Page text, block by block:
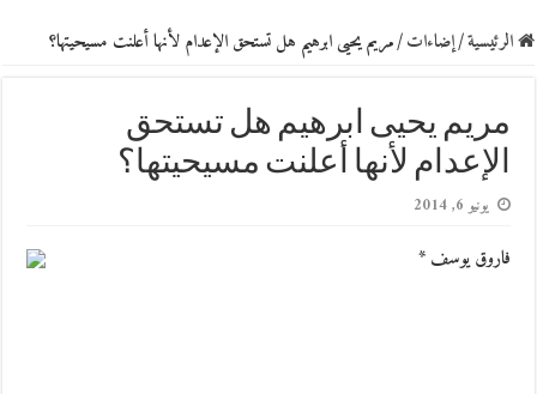
الرئيسية/إضاءات/مريم يحيى ابرهيم هل تستحق الإعدام لأنها أعلنت مسيحيتها؟
مريم يحيى ابرهيم هل تستحق
الإعدام لأنها أعلنت مسيحيتها؟
يونيو 6, 2014
فاروق يوسف *